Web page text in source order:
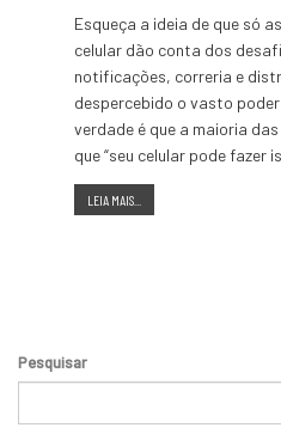
Esqueça a ideia de que só
celular dão conta dos
notificações, correria e
despercebido o vasto
verdade é que a maioria
que “seu celular pode fazer
LEIA MAIS...
Pesquisar